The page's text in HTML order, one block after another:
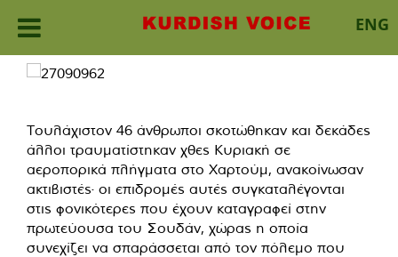
ENG
Skip
Τουλάχιστον 46 άνθρωποι σκοτώθηκαν και δεκάδες
άλλοι τραυματίστηκαν χθες Κυριακή σε
αεροπορικά πλήγματα στο Χαρτούμ, ανακοίνωσαν
ακτιβιστές· οι επιδρομές αυτές συγκαταλέγονται
στις φονικότερες που έχουν καταγραφεί στην
πρωτεύουσα του Σουδάν, χώρας η οποία
συνεχίζει να σπαράσσεται από τον πόλεμο που